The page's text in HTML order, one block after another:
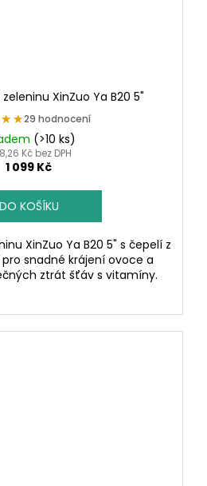
XinZuo Ya B20 5"
29 hodnocení
(>10 ks)
Kč bez DPH
1 099 Kč
DO KOŠÍKU
XinZuo Ya B20 5" s čepelí z
snadné krájení ovoce a
ztrát šťáv s vitamíny.